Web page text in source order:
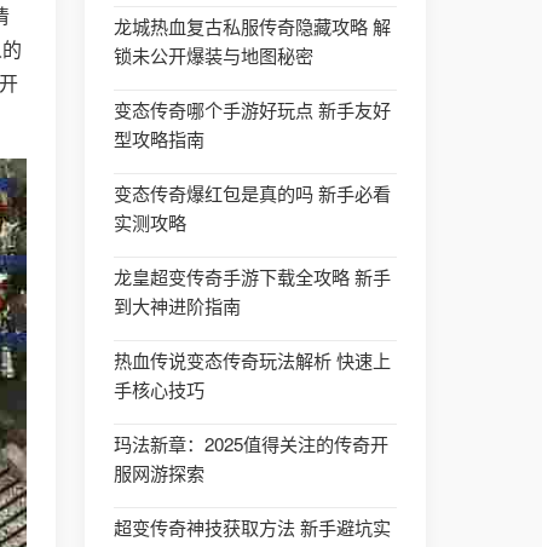
龙城热血复古私服传奇隐藏攻略 解
锁未公开爆装与地图秘密
变态传奇哪个手游好玩点 新手友好
型攻略指南
变态传奇爆红包是真的吗 新手必看
实测攻略
龙皇超变传奇手游下载全攻略 新手
到大神进阶指南
热血传说变态传奇玩法解析 快速上
手核心技巧
玛法新章：2025值得关注的传奇开
服网游探索
超变传奇神技获取方法 新手避坑实